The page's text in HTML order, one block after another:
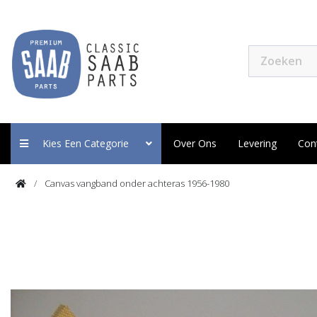
Kies Een Categorie Over Ons Levering
Canvas vangband onder achteras 1956-1980